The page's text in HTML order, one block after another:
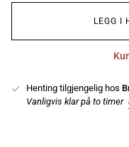
LEGG I
Henting tilgjengelig hos
Vanligvis klar på to timer